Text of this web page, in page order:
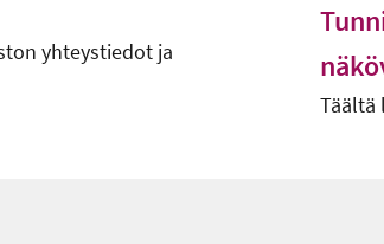
yhteystiedot ja
Täältä